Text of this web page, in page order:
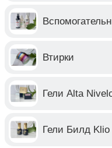
Втирки
Гели Alta
Гели Билд